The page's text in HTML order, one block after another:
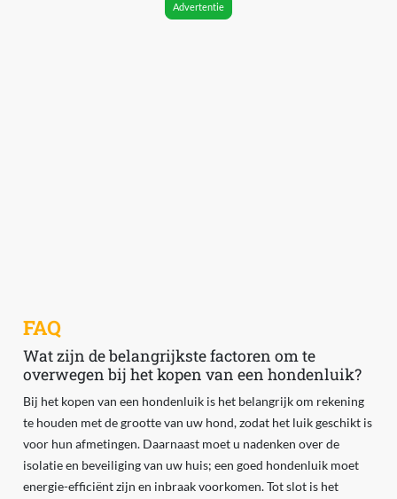
Advertentie
FAQ
Wat zijn de belangrijkste factoren om te
overwegen bij het kopen van een hondenluik?
Bij het kopen van een hondenluik is het belangrijk om rekening
te houden met de grootte van uw hond, zodat het luik geschikt is
voor hun afmetingen. Daarnaast moet u nadenken over de
isolatie en beveiliging van uw huis; een goed hondenluik moet
energie-efficiënt zijn en inbraak voorkomen. Tot slot is het